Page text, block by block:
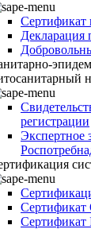
Сертификат
Декларация
регистрации
Экспертное
Сертификат